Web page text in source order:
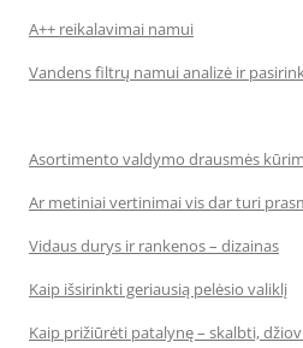
A++ reikalavimai namui
Vandens filtrų namui analizė ir
Asortimento valdymo drausmės
Ar metiniai vertinimai vis dar turi
Vidaus durys ir rankenos – dizainas
Kaip išsirinkti geriausią pelėsio valiklį
Kaip prižiūrėti patalynę – skalbti,